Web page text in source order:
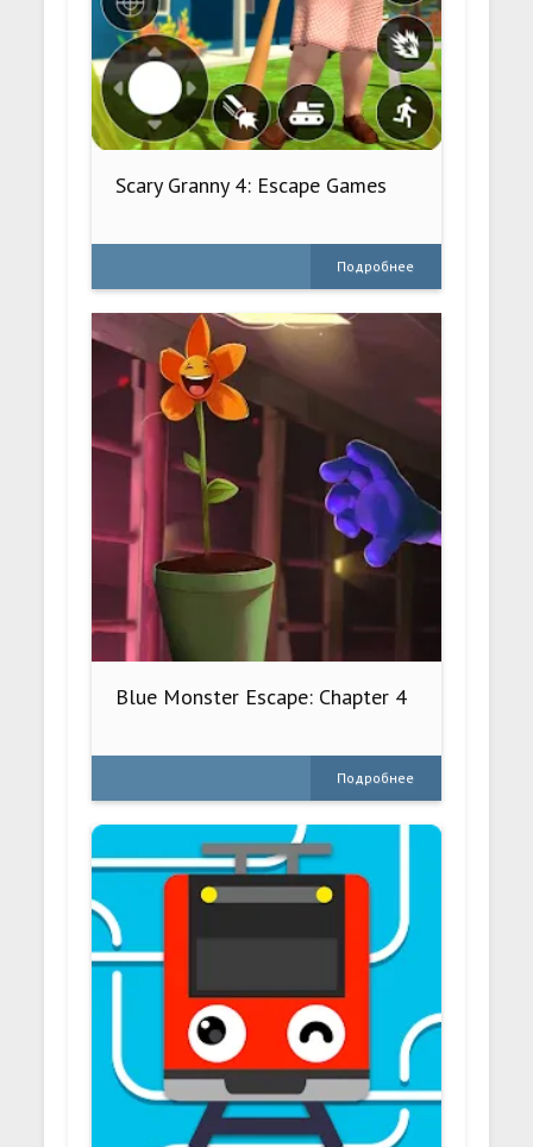
Scary Granny 4: Escape Games
Подробнее
Blue Monster Escape: Chapter 4
Подробнее